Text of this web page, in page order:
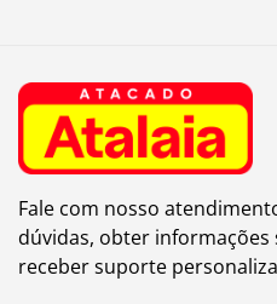
Fale com nosso
dúvidas, obter
receber suporte